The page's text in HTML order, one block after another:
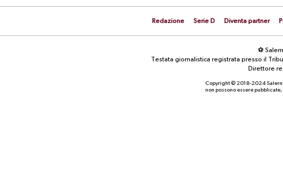
Redazione Serie D Diventa partner
⚽
Testata giornalistica registrata presso il
Direttore
Copyright © 2018-2024
non possono essere